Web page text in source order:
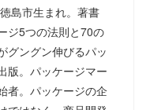
島市生まれ。著書
ジ5つの法則と70の
グングン伸びるパッ
版。パッケージマー
者。パッケージの企